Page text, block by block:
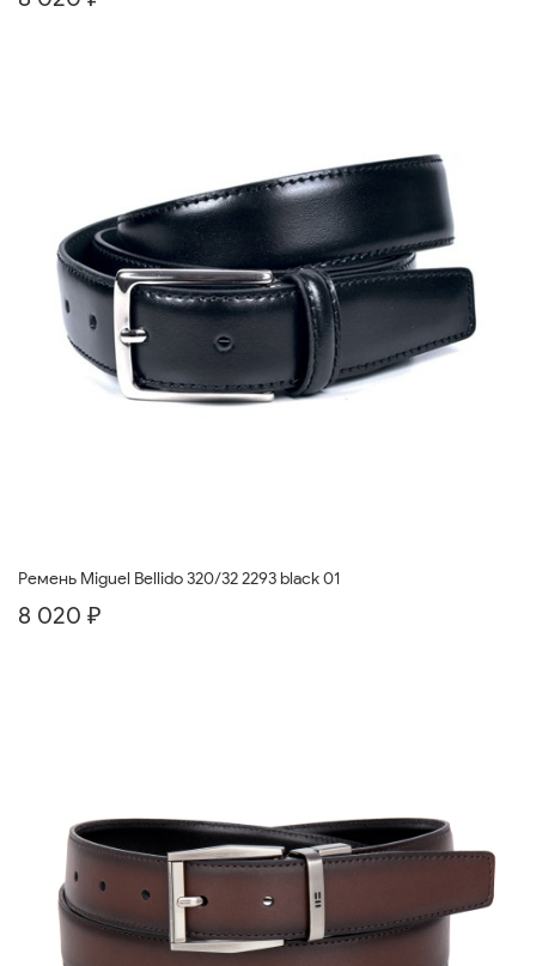
Ремень Miguel Bellido 320/32 2293 black 01
8 020 ₽